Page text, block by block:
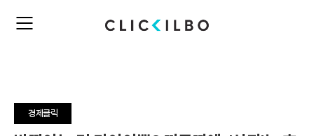
주
뉴
펼
경제클릭